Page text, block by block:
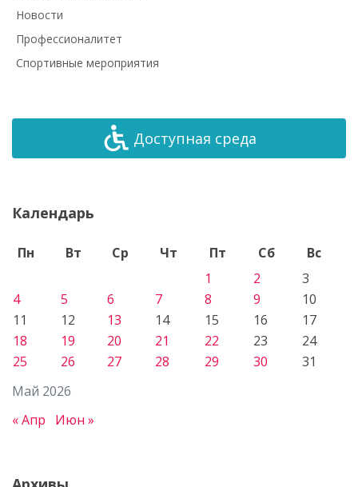
Новости
Профессионалитет
Спортивные мероприятия
Доступная среда
Календарь
Май 2026
Пн Вт Ср Чт Пт Сб
Вс
1
2
3
4
5 6 7 8 9
10
11
12 13 14 15 16
17
18
19 20 21 22 23
24
25
26 27 28 29 30 31
« Апр Июн »